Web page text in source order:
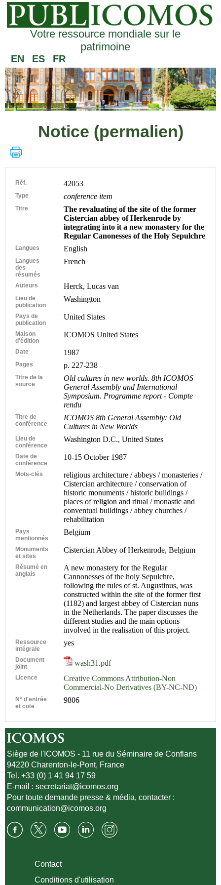
Votre ressource mondiale sur le
patrimoine
EN ES FR
Notice (permalien)
Réf. 42053
Type conference item
Titre
The revaluating of the site of the former
Cistercian abbey of Herkenrode by
integrating into it a new monastery for the
Regular Canonesses of the Holy Sepulchre
Langues English
Langues
des
résumés
French
Auteurs Herck, Lucas van
Lieu de
publication
Washington
Pays de
publication
United States
Maison
d'édition
ICOMOS United States
Date 1987
Pages p. 227-238
Titre de la
source
Old cultures in new worlds. 8th ICOMOS
General Assembly and International
Symposium. Programme report - Compte
rendu
Titre de
conférence
ICOMOS 8th General Assembly: Old
Cultures in New Worlds
Lieu de
conférence
Washington D.C., United States
Date de
conférence
10-15 October 1987
Mots-clés
religious architecture / abbeys / monasteries /
Cistercian architecture / conservation of
historic monuments / historic buildings /
places of religion and ritual / monastic and
conventual buildings / abbey churches /
rehabilitation
Pays
mentionnés
Belgium
Monuments
et sites
Cistercian Abbey of Herkenrode, Belgium
Résumé en
anglais
A new monastery for the Regular
Cannonesses of the holy Sepulchre,
following the rules of st. Augustinus, was
constructed within the site of the former first
(1182) and largest abbey of Cistercian nuns
in the Netherlands. The paper discusses the
different studies and the main options
involved in the realisation of this project.
Ressource
intégrale
yes
Document
joint
wash31.pdf
Licence
Creative Commons Attribution-Non
Commercial-No Derivatives (BY-NC-ND)
N° d'entrée
et cote
9806
Siège de l'ICOMOS - 11 rue du Séminaire de Conflans
94220 Charenton-le-Pont, France
Tel. +33 (0) 1 41 94 17 59
E-mail :secretariat@icomos.org
Pour toute demande presse & média, contacter :
communication@icomos.org
Contact
Conditions d'utilisation